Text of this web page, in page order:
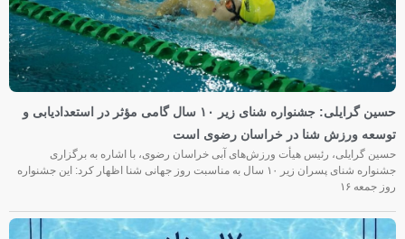
حسین گرایلی: جشنواره شنای زیر ۱۰ سال گامی مؤثر در استعدادیابی و
توسعه ورزش شنا در خراسان رضوی است
حسین گرایلی، رئیس هیأت ورزش‌های آبی خراسان رضوی، با اشاره به برگزاری
جشنواره شنای پسران زیر ۱۰ سال به مناسبت روز جهانی شنا اظهار کرد: این جشنواره
روز جمعه‌ ۱۶